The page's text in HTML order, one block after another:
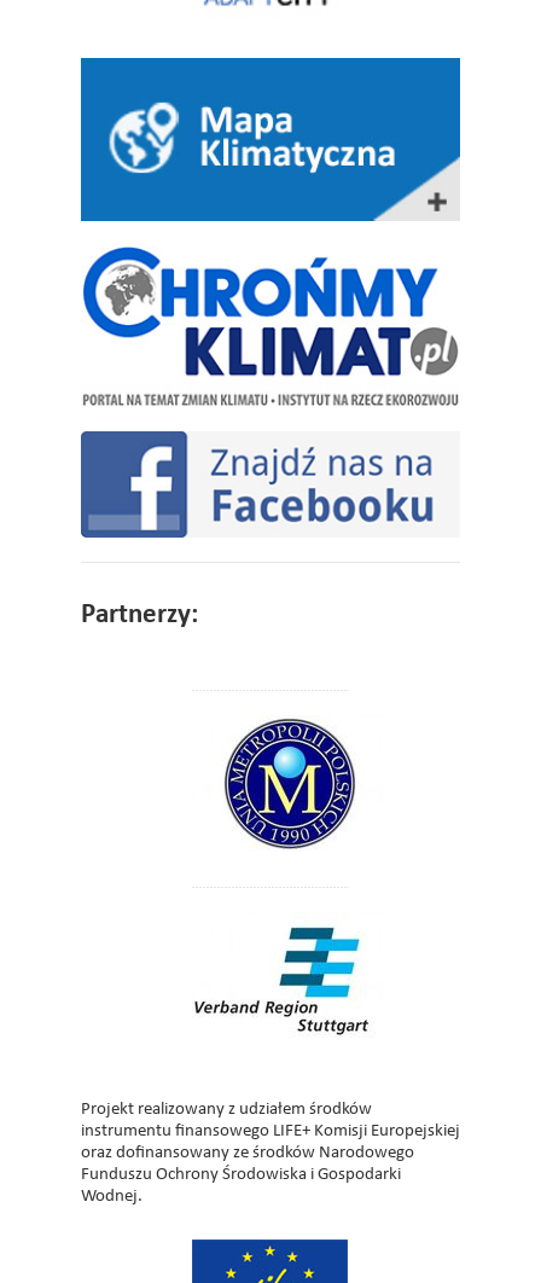
Partnerzy:
Projekt realizowany z udziałem środków
instrumentu finansowego LIFE+ Komisji Europejskiej
oraz dofinansowany ze środków Narodowego
Funduszu Ochrony Środowiska i Gospodarki
Wodnej.